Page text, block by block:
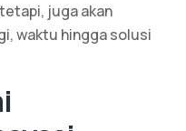
juga akan
waktu hingga solusi